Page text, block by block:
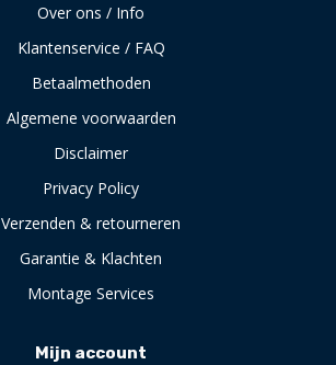
Over ons / Info
Klantenservice / FAQ
Betaalmethoden
Algemene voorwaarden
Disclaimer
Privacy Policy
Verzenden & retourneren
Garantie & Klachten
Montage Services
Mijn account